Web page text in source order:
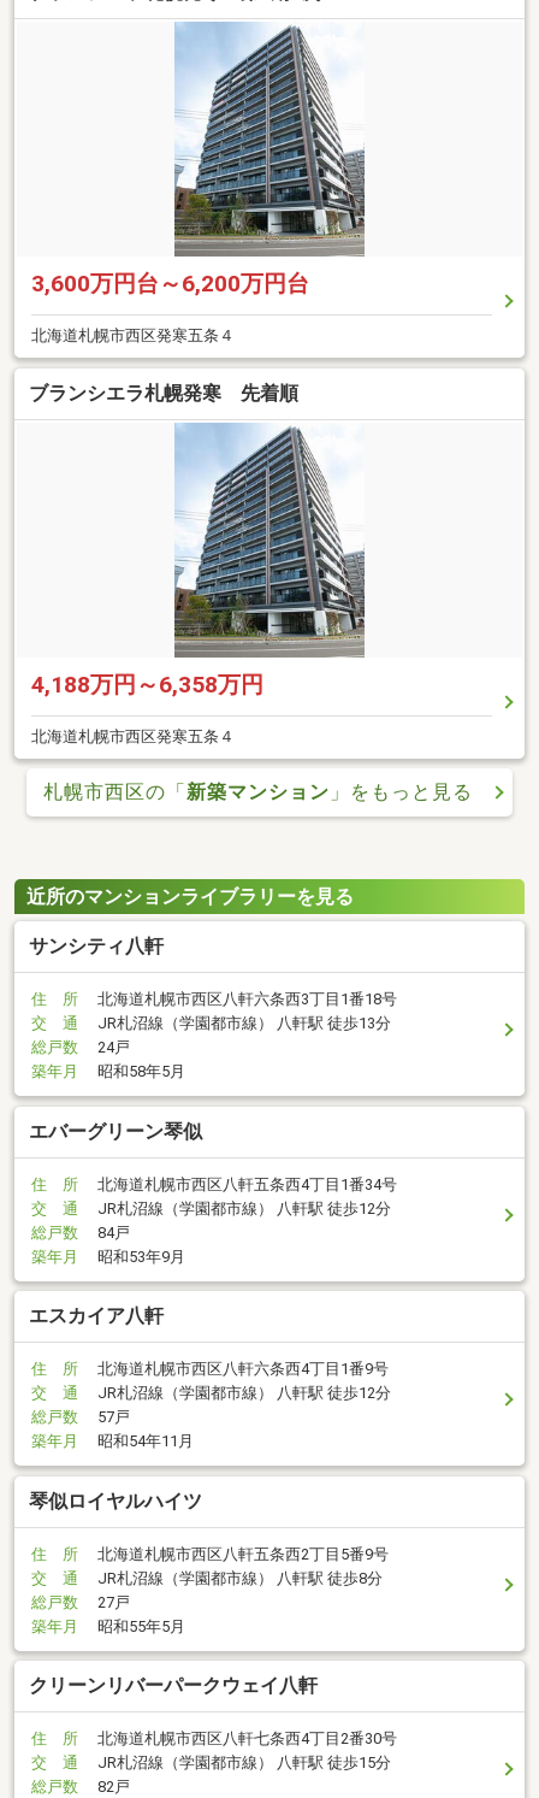
3,600万円台～6,200万円台
北海道札幌市西区発寒五条４
ブランシエラ札幌発寒 先着順
4,188万円～6,358万円
北海道札幌市西区発寒五条４
札幌市西区の「 新築マンション 」をもっと見る
近所のマンションライブラリーを見る
サンシティ八軒
住 所
北海道札幌市西区八軒六条西3丁目1番18号
交 通
JR札沼線（学園都市線） 八軒駅 徒歩13分
総戸数
24戸
築年月
昭和58年5月
エバーグリーン琴似
住 所
北海道札幌市西区八軒五条西4丁目1番34号
交 通
JR札沼線（学園都市線） 八軒駅 徒歩12分
総戸数
84戸
築年月
昭和53年9月
エスカイア八軒
住 所
北海道札幌市西区八軒六条西4丁目1番9号
交 通
JR札沼線（学園都市線） 八軒駅 徒歩12分
総戸数
57戸
築年月
昭和54年11月
琴似ロイヤルハイツ
住 所
北海道札幌市西区八軒五条西2丁目5番9号
交 通
JR札沼線（学園都市線） 八軒駅 徒歩8分
総戸数
27戸
築年月
昭和55年5月
クリーンリバーパークウェイ八軒
住 所
北海道札幌市西区八軒七条西4丁目2番30号
交 通
JR札沼線（学園都市線） 八軒駅 徒歩15分
総戸数
82戸